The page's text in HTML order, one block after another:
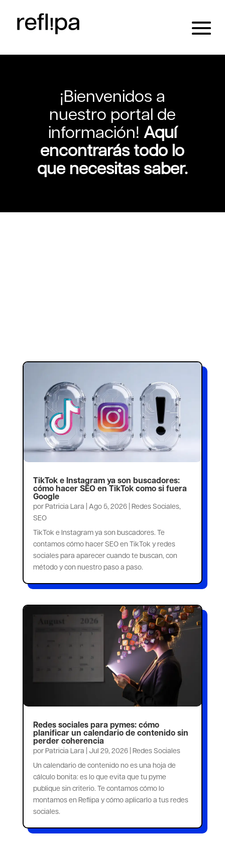
¡Bienvenidos a
nuestro portal de
información! Aquí
encontrarás todo lo
que necesitas saber.
TikTok e Instagram ya son buscadores:
cómo hacer SEO en TikTok como si fuera
Google
por Patricia Lara Ago 5, 2026| Redes Sociales,
SEO
TikTok e Instagram ya son buscadores. Te
contamos cómo hacer SEO en TikTok y redes
sociales para aparecer cuando te buscan, con
método y con nuestro paso a paso.
Redes sociales para pymes: cómo
planificar un calendario de contenido sin
perder coherencia
por Patricia Lara Jul 29, 2026| Redes Sociales
Un calendario de contenido no es una hoja de
cálculo bonita: es lo que evita que tu pyme
publique sin criterio. Te contamos cómo lo
montamos en Reflipa y cómo aplicarlo a tus redes
sociales.